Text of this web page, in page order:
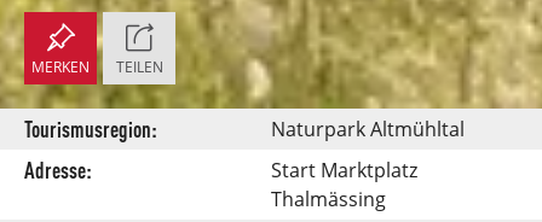
MERKEN TEILEN
Tourismusregion: Naturpark Altmühltal
Adresse:
Start Marktplatz
Thalmässing